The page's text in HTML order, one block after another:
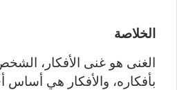
الخلاصة
الغنى هو غنى الأفكار،
بأفكاره، والأفكار هي أساس